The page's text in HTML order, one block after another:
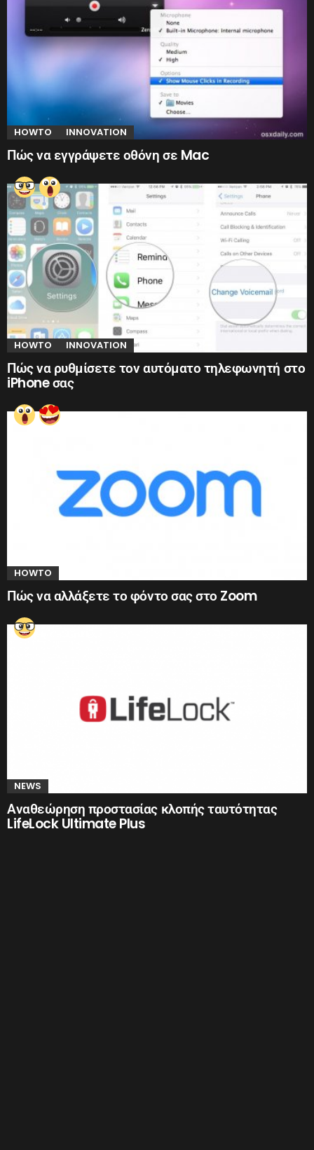
HOWTO INNOVATION
Πώς να εγγράψετε οθόνη σε Mac
HOWTO INNOVATION
Πώς να ρυθμίσετε τον αυτόματο τηλεφωνητή στο
iPhone σας
HOWTO
Πώς να αλλάξετε το φόντο σας στο Zoom
NEWS
Αναθεώρηση προστασίας κλοπής ταυτότητας
LifeLock Ultimate Plus